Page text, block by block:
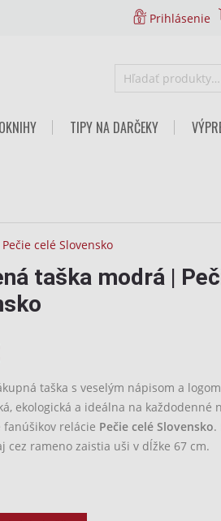
Prihlásenie
Hľadať:
TIPY NA DARČEKY
celé Slovensko
taška modrá |
taška s veselým nápisom a
ekologická a ideálna na každodenné
relácie Pečie celé Slovensko.
cez rameno zaistia uši v dĺžke 67 cm.